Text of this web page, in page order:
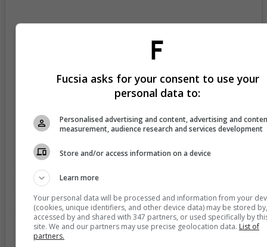
View this post on Instagram
A post shared by Sebastian Caicedo (@sebastiancaicedo)
Fucsia asks for your consent to use your
personal data to:
Personalised advertising and content, advertising and
measurement, audience research and services development
Store and/or access information on a device
Learn more
Your personal data will be processed and information from your
(cookies, unique identifiers, and other device data) may be stored by,
accessed by and shared with 347 partners, or used specifically by
site. We and our partners may use precise geolocation data. List of
partners.